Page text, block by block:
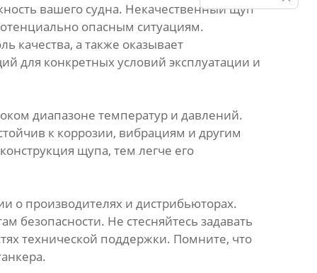
вашего судна. Некачественный щуп
опасным ситуациям.
качества, а также оказывает
для конкретных условий эксплуатации и
диапазоне температур и давлений.
к коррозии, вибрациям и другим
щупа, тем легче его
о производителях и дистрибьюторах.
безопасности. Не стесняйтесь задавать
технической поддержки. Помните, что